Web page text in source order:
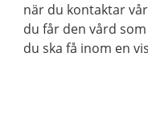
när du kontaktar
du får den vård
du ska få inom en